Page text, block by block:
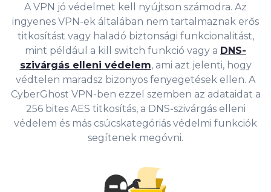
A VPN jó védelmet kell nyújtson számodra. Az
ingyenes VPN-ek általában nem tartalmaznak erős
titkosítást vagy haladó biztonsági funkcionalitást,
mint például a kill switch funkció vagy a DNS-
szivárgás elleni védelem, ami azt jelenti, hogy
védtelen maradsz bizonyos fenyegetések ellen. A
CyberGhost VPN-ben ezzel szemben az adataidat a
256 bites AES titkosítás, a DNS-szivárgás elleni
védelem és más csúcskategóriás védelmi funkciók
segítenek megóvni.